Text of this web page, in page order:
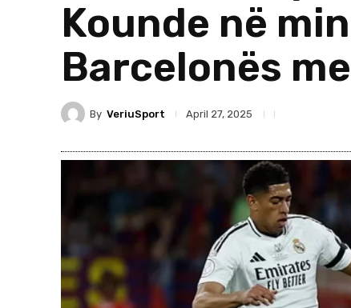
Kounde në
Barcelonës
By VeriuSport April 27, 2025